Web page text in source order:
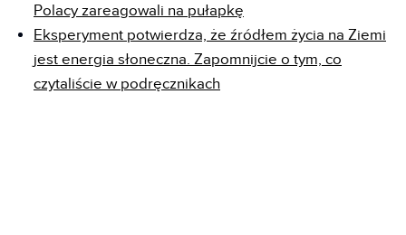
Polacy zareagowali na pułapkę
Eksperyment potwierdza, że źródłem życia na Ziemi
jest energia słoneczna. Zapomnijcie o tym, co
czytaliście w podręcznikach